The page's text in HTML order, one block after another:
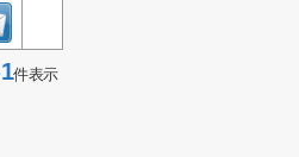
件表示